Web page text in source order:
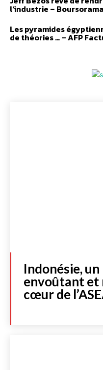
l’industrie – Boursorama
Les pyramides
de théories … – AFP
Indonésie, un
envoûtant et
cœur de